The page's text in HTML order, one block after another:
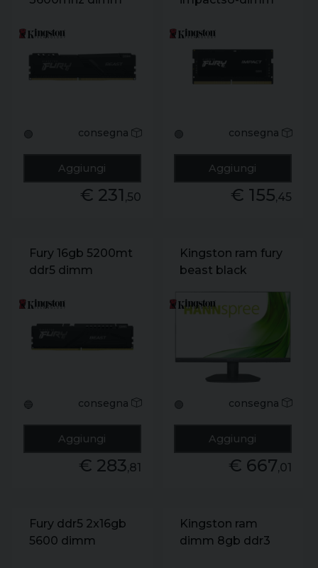
🟢 consegna
Aggiungi
€ 231 ,50
4800mhz cl38
🟢 consegna
Aggiungi
€ 155,45
Fury 16gb 5200mt
ddr5 dimm
🔵 consegna
Aggiungi
€ 283,81
Kingston ram fury
beast black
5200mhz
kf552c40bb-32
🟢 consegna
Aggiungi
€ 667,01
Fury ddr5 2x16gb
5600 dimm
Kingston ram
dimm 8gb ddr3